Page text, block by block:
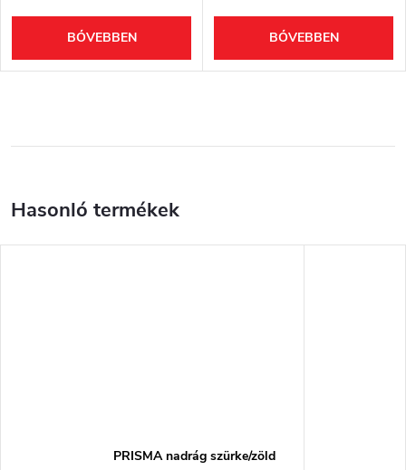
BŐVEBBEN BŐVEBBEN
PRISMA nadrág szürke/zöld